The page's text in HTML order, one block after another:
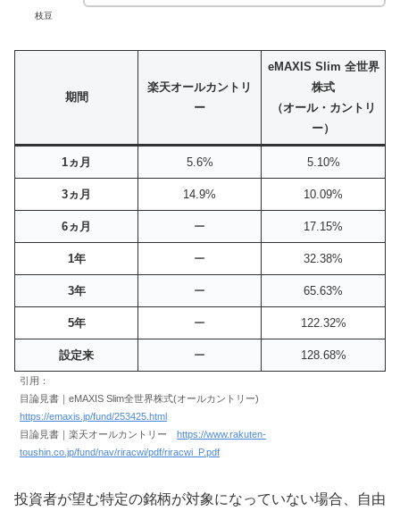
枝豆
期間
楽天オールカントリ
ー
eMAXIS Slim 全世界
株式
（オール・カントリ
ー）
1ヵ月 5.6% 5.10%
3ヵ月 14.9% 10.09%
6ヵ月 ー 17.15%
1年 ー 32.38%
3年 ー 65.63%
5年 ー 122.32%
設定来 ー 128.68%
引用：
目論見書｜eMAXIS Slim全世界株式(オールカントリー)
https://emaxis.jp/fund/253425.html
目論見書｜楽天オールカントリー https://www.rakuten-
toushin.co.jp/fund/nav/riracwi/pdf/riracwi_P.pdf
投資者が望む特定の銘柄が対象になっていない場合、自由